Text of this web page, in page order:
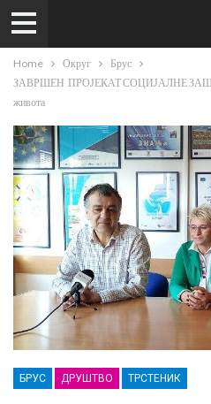
Home Округ
Брус
ЗАВРШЕН ПРОЈЕКАТ СОЦИЈАЛНЕ
живота
БРУС ДРУШТВО ТРСТЕНИК